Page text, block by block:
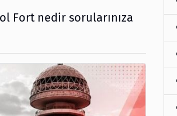
Fort nedir sorularınıza